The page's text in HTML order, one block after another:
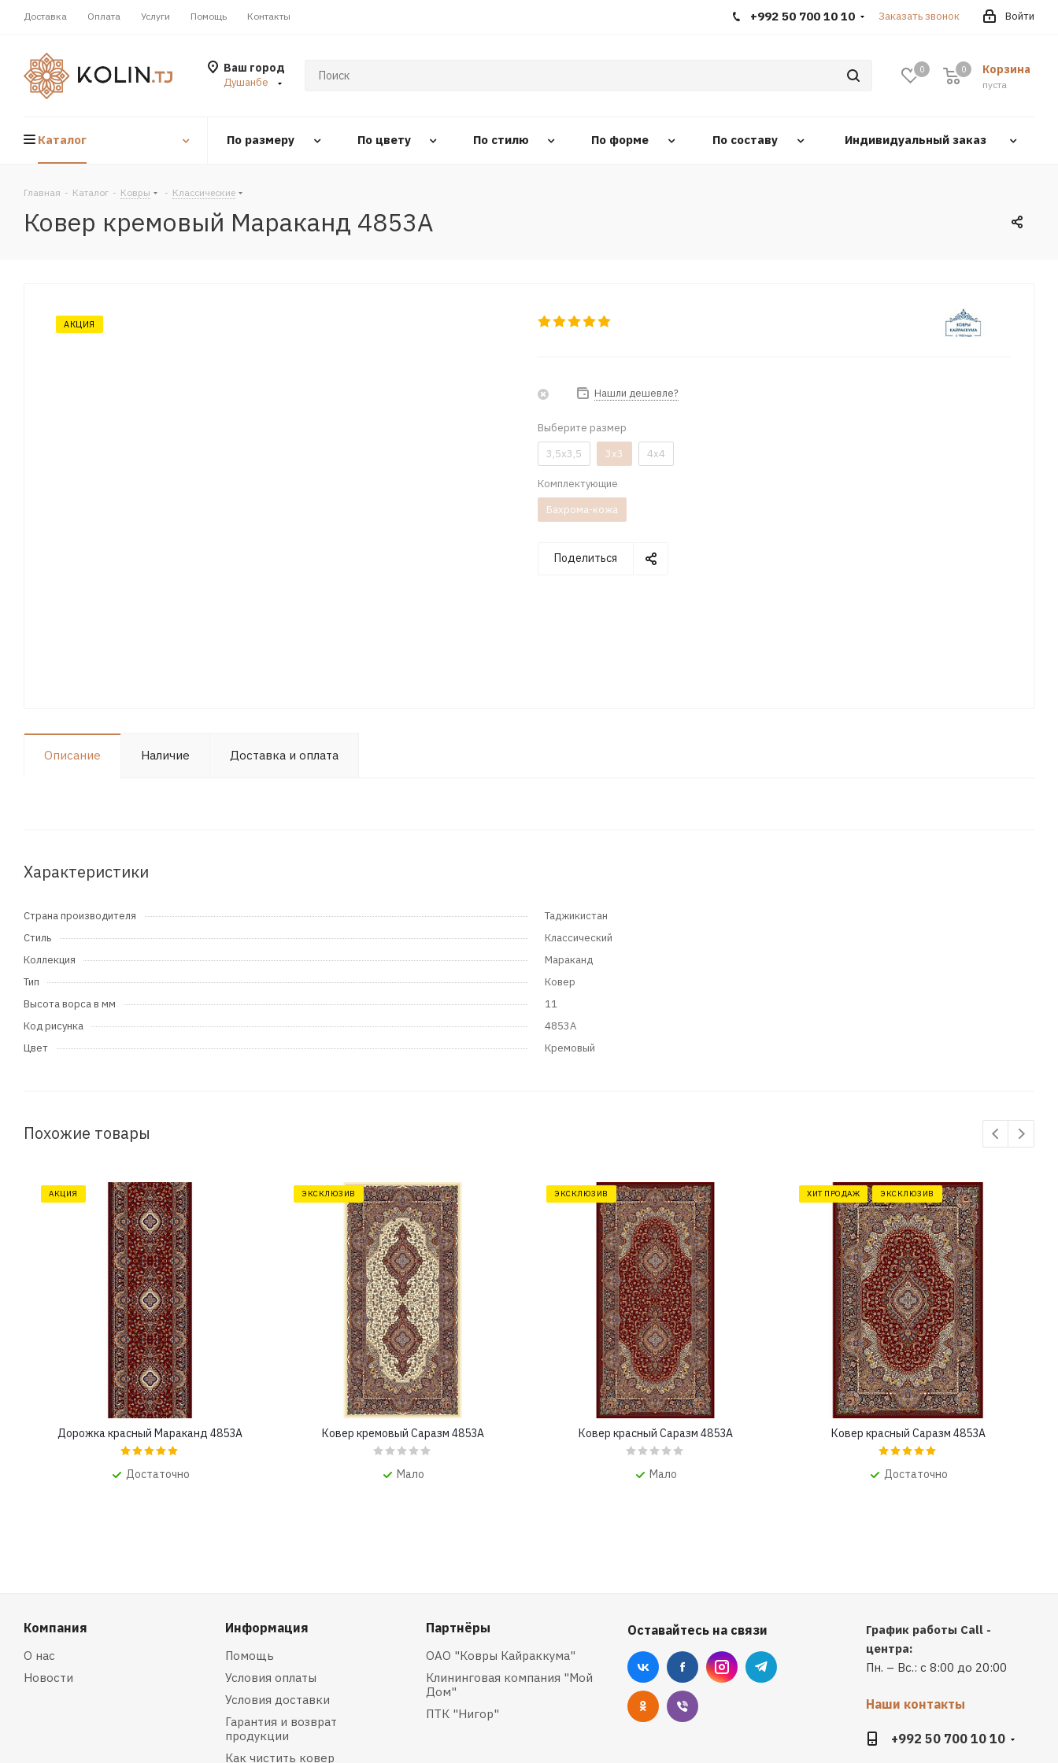
Доставка Оплата Услуги Помощь Контакты Войти
+992 50 700 10 10 Заказать звонок
Ваш город
Душанбе
0 Корзина
0
пуста
0
Каталог По размеру По цвету По стилю По форме По составу Индивидуальный заказ
Главная - Каталог - Ковры - Классические
Ковер кремовый Мараканд 4853A
АКЦИЯ
Нашли дешевле?
Выберите размер
3,5x3,5
3x3 4x4
Комплектующие
Бахрома-кожа
Поделиться
Описание Наличие Доставка и оплата
Характеристики
Страна производителя
Таджикистан
Стиль
Классический
Коллекция
Мараканд
Тип
Ковер
Высота ворса в мм
11
Код рисунка
4853A
Цвет
Кремовый
Похожие товары
АКЦИЯ
Дорожка красный Мараканд 4853A
Достаточно
ЭКСКЛЮЗИВ
Ковер кремовый Саразм 4853A
Мало
ЭКСКЛЮЗИВ
Ковер красный Саразм 4853A
Мало
ХИТ ПРОДАЖ ЭКСКЛЮЗИВ
Ковер красный Саразм 4853A
Достаточно
Компания
О нас
Новости
Информация
Помощь
Условия оплаты
Условия доставки
Гарантия и возврат
продукции
Как чистить ковер
Партнёры
ОАО "Ковры Кайраккума"
Клининговая компания "Мой
Дом"
ПТК "Нигор"
Оставайтесь на связи
График работы Call -
центра:
Пн. – Вс.: с 8:00 до 20:00
Наши контакты
+992 50 700 10 10